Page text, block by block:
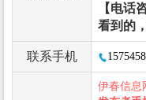
【电话
看到的
联系手机
伊春信息